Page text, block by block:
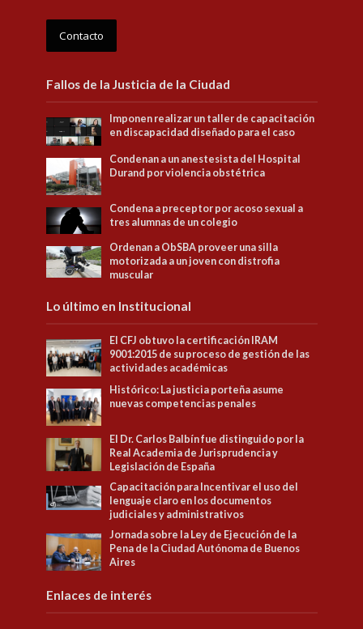
Contacto
Fallos de la Justicia de la Ciudad
Imponen realizar un taller de capacitación
en discapacidad diseñado para el caso
Condenan a un anestesista del Hospital
Durand por violencia obstétrica
Condena a preceptor por acoso sexual a
tres alumnas de un colegio
Ordenan a ObSBA proveer una silla
motorizada a un joven con distrofia
muscular
Lo último en Institucional
El CFJ obtuvo la certificación IRAM
9001:2015 de su proceso de gestión de las
actividades académicas
Histórico: La justicia porteña asume
nuevas competencias penales
El Dr. Carlos Balbín fue distinguido por la
Real Academia de Jurisprudencia y
Legislación de España
Capacitación para Incentivar el uso del
lenguaje claro en los documentos
judiciales y administrativos
Jornada sobre la Ley de Ejecución de la
Pena de la Ciudad Autónoma de Buenos
Aires
Enlaces de interés